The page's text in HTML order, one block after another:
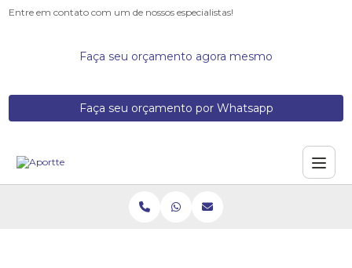
Entre em contato com um de nossos especialistas!
Faça seu orçamento agora mesmo
Faça seu orçamento por Whatsapp